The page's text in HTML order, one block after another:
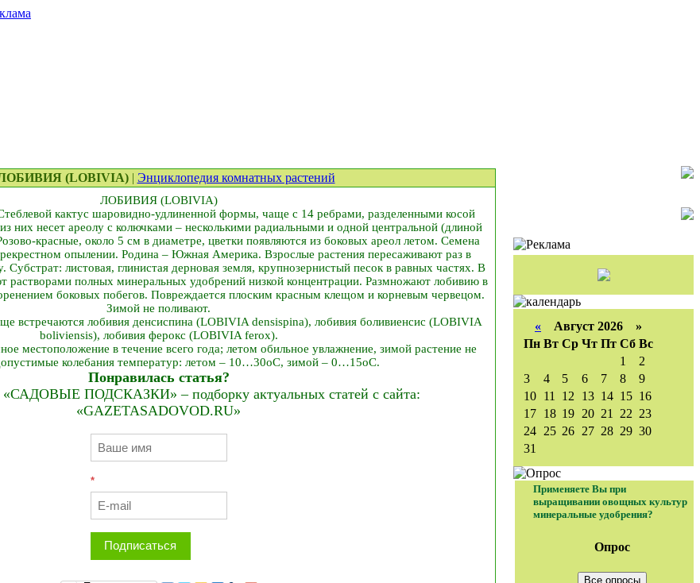
(LOBIVIA)| Энциклопедия комнатных растений
ЛОБИВИЯ (LOBIVIA)
кактус шаровидно-удлиненной формы, чаще с 14 ребрами, разделенными косой
них несет ареолу с колючками – несколькими радиальными и одной центральной (длиной
красные, около 5 см в диаметре, цветки появляются из боковых ареол летом. Семена
опылении. Родина – Южная Америка. Взрослые растения пересаживают раз в
Субстрат: листовая, глинистая дерновая земля, крупнозернистый песок в равных частях. В
растворами полных минеральных удобрений низкой концентрации. Размножают лобивию в
боковых побегов. Повреждается плоским красным клещом и корневым червецом.
Зимой не поливают.
встречаются лобивия денсиспина (LOBIVIA densispina), лобивия боливиенсис (LOBIVIA
boliviensis), лобивия ферокс (LOBIVIA ferox).
местоположение в течение всего года; летом обильное увлажнение, зимой растение не
колебания температур: летом – 10…30оС, зимой – 0…15оС.
Понравилась статья?
«САДОВЫЕ ПОДСКАЗКИ» – подборку актуальных статей с сайта:
«GAZETASADOVOD.RU»
*
Подписаться
« Август 2026 »
Пн Вт Ср Чт Пт Сб Вс
1
2
3
4 5 6 7 8
9
10 11 12 13 14 15 16
17 18 19 20 21 22 23
24 25 26 27 28 29 30
31
Применяете Вы при
выращивании овощных культур
минеральные удобрения?
Опрос
Все опросы